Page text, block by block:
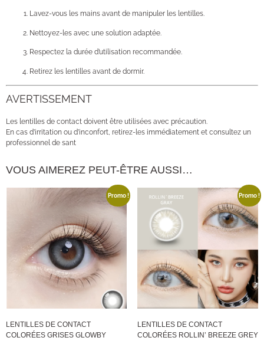
Lavez-vous les mains avant de manipuler les lentilles.
Nettoyez-les avec une solution adaptée.
Respectez la durée d’utilisation recommandée.
Retirez les lentilles avant de dormir.
AVERTISSEMENT
Les lentilles de contact doivent être utilisées avec précaution.
En cas d’irritation ou d’inconfort, retirez-les immédiatement et consultez un
professionnel de sant
VOUS AIMEREZ PEUT-ÊTRE AUSSI…
Promo !
LENTILLES DE CONTACT
COLORÉES GRISES GLOWBY
Promo !
LENTILLES DE CONTACT
COLORÉES ROLLIN’ BREEZE GREY